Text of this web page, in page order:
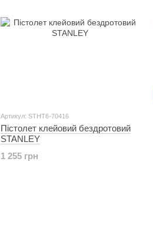
Артикул: STHT6-70416
Пістолет клейовий бездротовий
STANLEY
1 255 грн